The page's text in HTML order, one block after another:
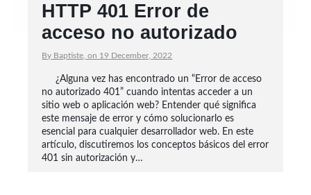
HTTP 401 Error de
acceso no autorizado
By Baptiste, on 19 December, 2022
¿Alguna vez has encontrado un “Error de acceso
no autorizado 401” cuando intentas acceder a un
sitio web o aplicación web? Entender qué significa
este mensaje de error y cómo solucionarlo es
esencial para cualquier desarrollador web. En este
artículo, discutiremos los conceptos básicos del error
401 sin autorización y…